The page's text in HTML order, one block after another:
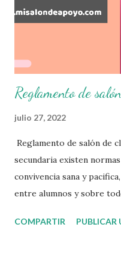
examen trimestral que
damos las gracias para
blog educativo y gracias
que todo material que
Reglamento de
julio 27, 2022
Reglamento de salón de
secundaria existen
convivencia sana y
entre alumnos y sobre
normas con
COMPARTIR PUBLICAR